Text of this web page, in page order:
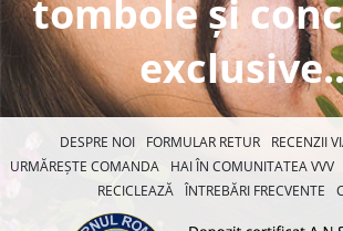
tombole și
DESPRE NOI FORMULAR RETUR
RECENZII
URMĂREȘTE COMANDA
HAI ÎN COMUNITATEA VVV
RECICLEAZĂ ÎNTREBĂRI FRECVENTE